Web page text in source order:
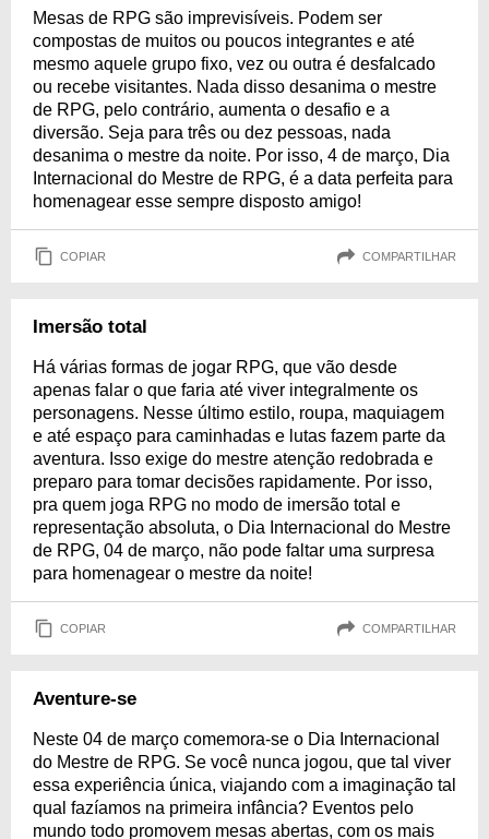
Mesas de RPG são imprevisíveis. Podem ser
compostas de muitos ou poucos integrantes e até
mesmo aquele grupo fixo, vez ou outra é desfalcado
ou recebe visitantes. Nada disso desanima o mestre
de RPG, pelo contrário, aumenta o desafio e a
diversão. Seja para três ou dez pessoas, nada
desanima o mestre da noite. Por isso, 4 de março, Dia
Internacional do Mestre de RPG, é a data perfeita para
homenagear esse sempre disposto amigo!
COPIAR COMPARTILHAR
Imersão total
Há várias formas de jogar RPG, que vão desde
apenas falar o que faria até viver integralmente os
personagens. Nesse último estilo, roupa, maquiagem
e até espaço para caminhadas e lutas fazem parte da
aventura. Isso exige do mestre atenção redobrada e
preparo para tomar decisões rapidamente. Por isso,
pra quem joga RPG no modo de imersão total e
representação absoluta, o Dia Internacional do Mestre
de RPG, 04 de março, não pode faltar uma surpresa
para homenagear o mestre da noite!
COPIAR COMPARTILHAR
Aventure-se
Neste 04 de março comemora-se o Dia Internacional
do Mestre de RPG. Se você nunca jogou, que tal viver
essa experiência única, viajando com a imaginação tal
qual fazíamos na primeira infância? Eventos pelo
mundo todo promovem mesas abertas, com os mais